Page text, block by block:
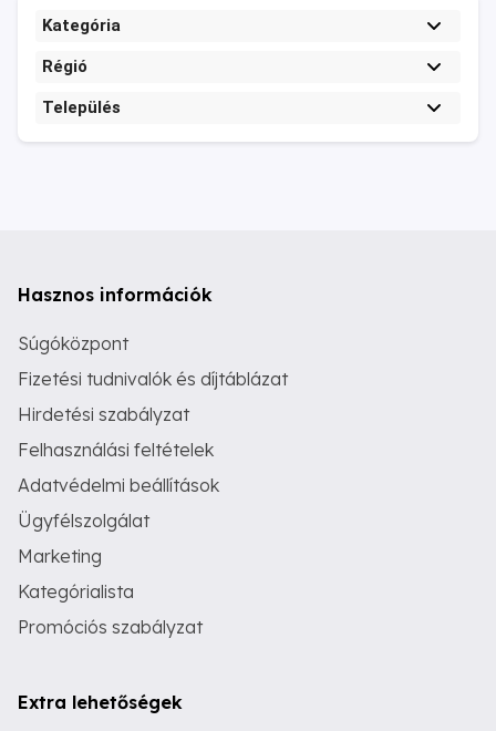
Kategória
Régió
Település
Hasznos információk
Súgóközpont
Fizetési tudnivalók és díjtáblázat
Hirdetési szabályzat
Felhasználási feltételek
Adatvédelmi beállítások
Ügyfélszolgálat
Marketing
Kategórialista
Promóciós szabályzat
Extra lehetőségek